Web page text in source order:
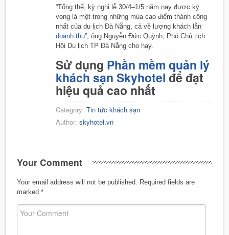
“Tổng thể, kỳ nghỉ lễ 30/4–1/5 năm nay được kỳ
vọng là một trong những mùa cao điểm thành công
nhất của du lịch Đà Nẵng, cả về lượng khách lẫn
doanh thu”, ông Nguyễn Đức Quỳnh, Phó Chủ tịch
Hội Du lịch TP Đà Nẵng cho hay.
Sử dụng Phần mềm quản lý
khách sạn Skyhotel để đạt
hiệu quả cao nhất
Category: Tin tức khách sạn
Author: skyhotel.vn
Your Comment
Your email address will not be published. Required fields are
marked *